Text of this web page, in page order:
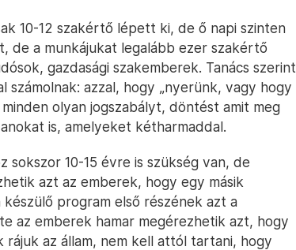
10-12 szakértő lépett ki, de ő napi szinten
de a munkájukat legalább ezer szakértő
gazdasági szakemberek. Tanács szerint
azzal, hogy „nyerünk, vagy hogy
olyan jogszabályt, döntést amit meg
is, amelyeket kétharmaddal.
sokszor 10-15 évre is szükség van, de
azt az emberek, hogy egy másik
program első részének azt a
az emberek hamar megérezhetik azt, hogy
rájuk az állam, nem kell attól tartani, hogy